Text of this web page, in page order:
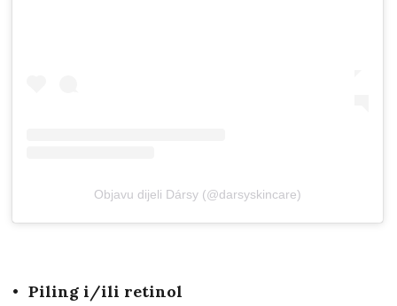
Objavu dijeli Dársy (@darsyskincare)
Piling i/ili retinol